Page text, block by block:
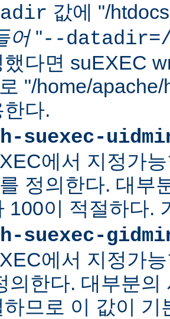
값에 "/
어"--datadir=/
했다면 suEXEC
"/home/
다.
suexec-
에서 지정가
정의한다. 대부
100이 적절하다.
suexec-
에서 지정가
의한다. 대부분의
하므로 이 값이 기